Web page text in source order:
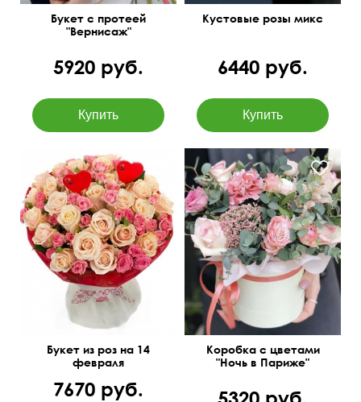
Букет с протеей
"Вернисаж"
5920 руб.
Кустовые розы микс
6440 руб.
Декор из двух сердец
50 см
45 см
Букет из роз на 14
февраля
7670 руб.
Коробка с цветами
"Ночь в Париже"
5320 руб.